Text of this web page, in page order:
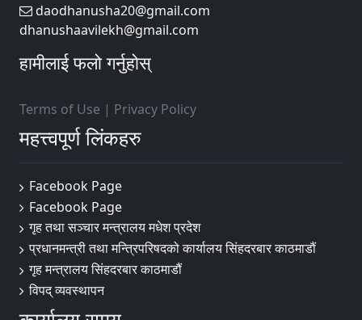
daodhanusha20@gmail.com
dhanushaavilekh@gmail.com
हामीलाई फलो गर्नुहोस्
Terms of Use | Privacy Policy
महत्त्वपूर्ण लिंकहरु
Facebook Page
Facebook Page
गृह तथा सञ्चार मन्त्रालय मधेश प्रदेश
प्रधानमन्त्री तथा मन्त्रिपरिषदको कार्यालय सिंहदरबार काठमाडौं
गृह मन्त्रालय सिंहदरबार काठमाडौं
विपद् व्यवस्थापन